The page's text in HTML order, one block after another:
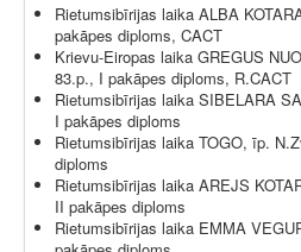
Rietumsibīrijas laika ALBA
pakāpes diploms, CACT
Krievu-Eiropas laika GREGUS
83.p., I pakāpes diploms, R.CACT
Rietumsibīrijas laika SIBELARA
I pakāpes diploms
Rietumsibīrijas laika TOGO, īp.
diploms
Rietumsibīrijas laika AREJS
II pakāpes diploms
Rietumsibīrijas laika EMMA